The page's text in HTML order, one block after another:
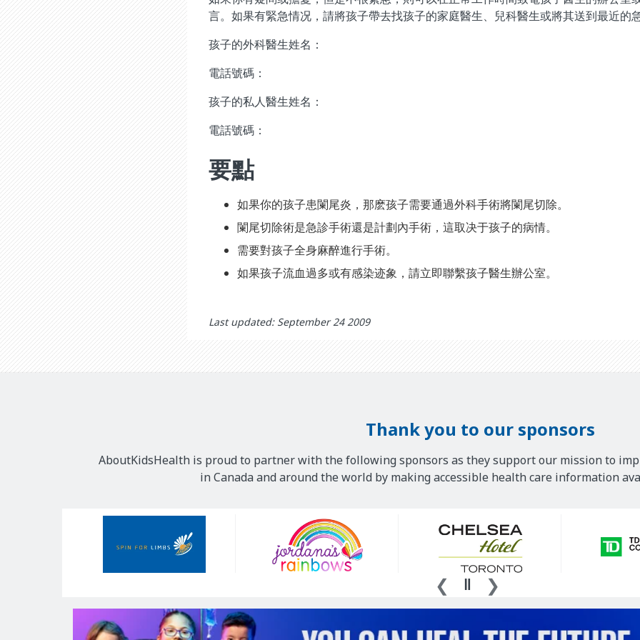
言。如果有緊急情况，請將孩子帶去找孩子的家庭醫生、兒科醫生或將其送到最近的
孩子的外科醫生姓名：
電話號碼：
孩子的私人醫生姓名：
電話號碼：
要點
如果你的孩子患闌尾炎，那麽孩子需要通過外科手術將闌尾切除。
闌尾切除術是急診手術還是計劃內手術，這取决于孩子的病情。
需要對孩子全身麻醉進行手術。
如果孩子流血過多或有感染迹象，請立即聯繫孩子醫生辦公室。
Last updated: September 24 2009
Thank you to our sponsors
AboutKidsHealth is proud to partner with the following sponsors as they support our mission to
in Canada and around the world by making accessible health care information